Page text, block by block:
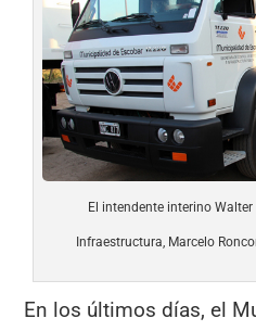
El intendente interino
Infraestructura, Marcelo
En los últimos días, el